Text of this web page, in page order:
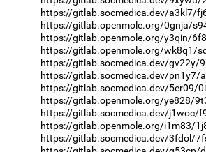
https://gitlab.socmedica.dev/a3kl7/
https://gitlab.openmole.org/0gnja/
https://gitlab.openmole.org/y3qin/
https://gitlab.openmole.org/wk8q1/
https://gitlab.socmedica.dev/gv22y/
https://gitlab.socmedica.dev/pn1y7/
https://gitlab.socmedica.dev/5er09/
https://gitlab.openmole.org/ye828/
https://gitlab.socmedica.dev/j1woc/
https://gitlab.openmole.org/i1m83/
https://gitlab.socmedica.dev/3fdol/